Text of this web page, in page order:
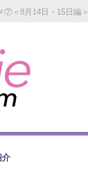
⑦＜8月14日・15日編＞
介